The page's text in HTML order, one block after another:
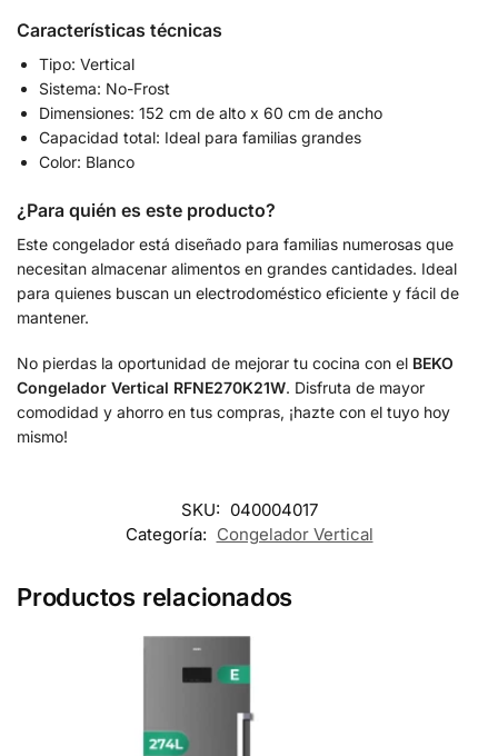
Características técnicas
Tipo: Vertical
Sistema: No-Frost
Dimensiones: 152 cm de alto x 60 cm de ancho
Capacidad total: Ideal para familias grandes
Color: Blanco
¿Para quién es este producto?
Este congelador está diseñado para familias numerosas que
necesitan almacenar alimentos en grandes cantidades. Ideal
para quienes buscan un electrodoméstico eficiente y fácil de
mantener.
No pierdas la oportunidad de mejorar tu cocina con el BEKO
Congelador Vertical RFNE270K21W. Disfruta de mayor
comodidad y ahorro en tus compras, ¡hazte con el tuyo hoy
mismo!
SKU: 040004017
Categoría: Congelador Vertical
Productos relacionados